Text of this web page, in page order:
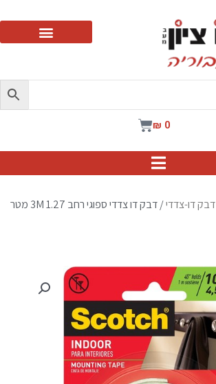
₪ 0
עגלת
דבק דו-צדדי/ דבק דו צדדי ספוגי רחב 3M 1.27 מטר